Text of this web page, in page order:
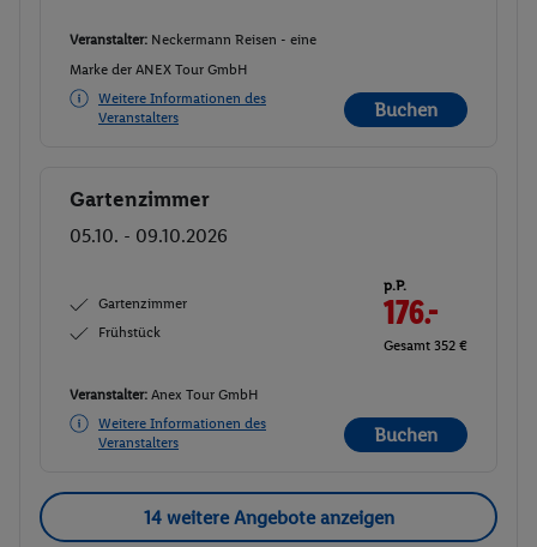
Veranstalter: Neckermann Reisen - eine
Marke der ANEX Tour GmbH
Weitere Informationen des
Veranstalters
Buchen
Buchen
Gartenzimmer
05.10. - 09.10.2026
Gartenzimmer
Frühstück
p.P.
176.-
Gesamt 352 €
Veranstalter: Anex Tour GmbH
Weitere Informationen des
Veranstalters
Buchen
14 weitere Angebote anzeigen